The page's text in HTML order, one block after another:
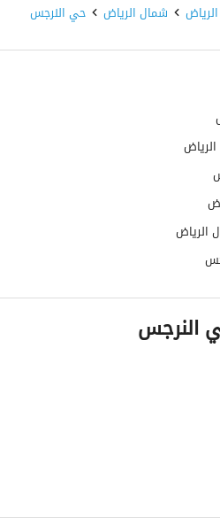
شمال الرياض حي النرجس
الرياض
النرجس